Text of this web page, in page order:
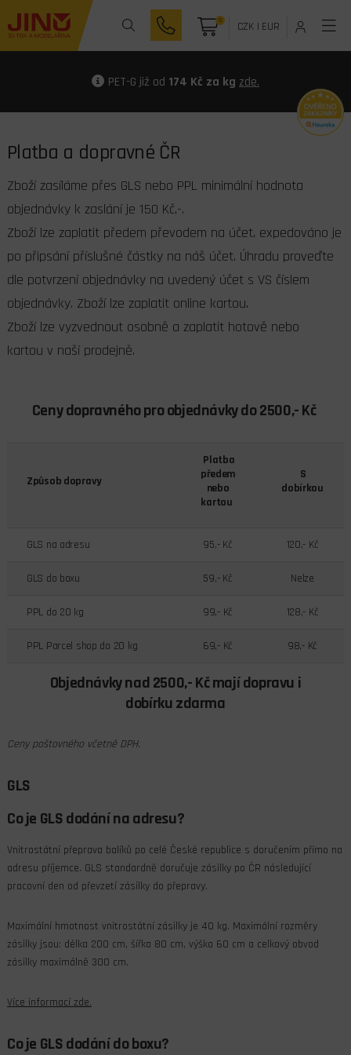
0 CZK| EUR
PET-G již od 174 Kč za kg zde.
Platba a dopravné ČR
Zboží zasíláme přes GLS nebo PPL minimální hodnota
objednávky k zaslání je 150 Kč,-.
Zboží lze zaplatit předem převodem na účet, expedováno je
po připsání příslušné částky na náš účet. Úhradu proveďte
dle potvrzení objednávky na uvedený účet s VS číslem
objednávky. Zboží lze zaplatit online kartou.
Zboží lze vyzvednout osobně a zaplatit hotově nebo
kartou v naší prodejně.
Ceny dopravného pro objednávky do 2500,- Kč
Způsob dopravy
Platba
předem
nebo
kartou
S
dobírkou
GLS na adresu 95,- Kč 120,- Kč
GLS do boxu 59,- Kč Nelze
PPL do 20 kg 99,- Kč 128,- Kč
PPL Parcel shop do 20 kg 69,- Kč 98,- Kč
Objednávky nad 2500,- Kč mají dopravu i
dobírku zdarma
Ceny poštovného včetně DPH.
GLS
Co je GLS dodání na adresu?
Vnitrostátní přeprava balíků po celé České republice s doručením přímo na
adresu příjemce. GLS standardně doručuje zásilky po ČR následující
pracovní den od převzetí zásilky do přepravy.
Maximální hmotnost vnitrostátní zásilky je 40 kg. Maximální rozměry
zásilky jsou: délka 200 cm, šířka 80 cm, výška 60 cm a celkový obvod
zásilky maximálně 300 cm.
Více informací zde.
Co je GLS dodání do boxu?